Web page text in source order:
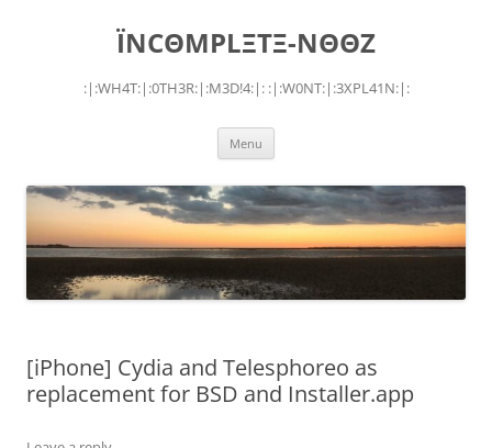
ÏNCΘMPLΞTΞ-NΘΘZ
:|:WH4T:|:0TH3R:|:M3D!4:|: :|:W0NT:|:3XPL41N:|:
Menu
[iPhone] Cydia and Telesphoreo as
replacement for BSD and Installer.app